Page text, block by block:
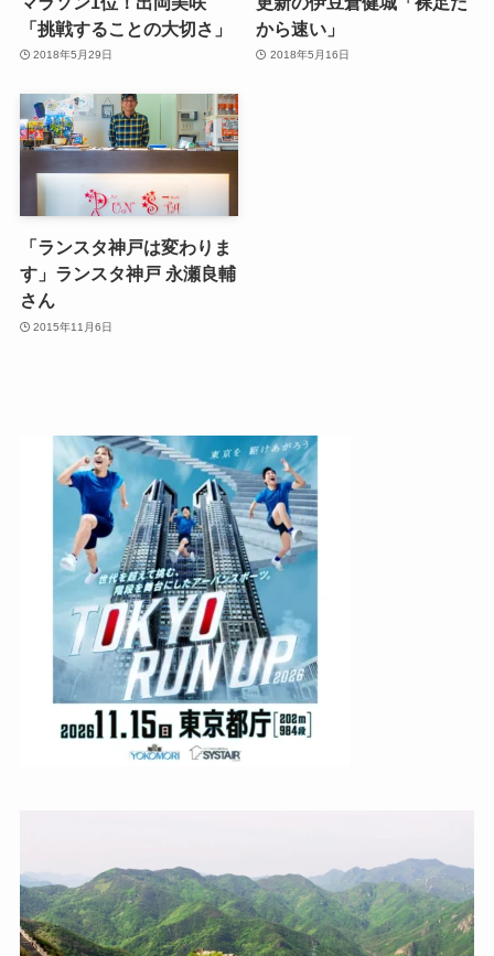
「挑戦することの大切さ」
2018年5月29日
から速い」
2018年5月16日
「ランスタ神戸は変わりま
す」ランスタ神戸 永瀬良輔
さん
2015年11月6日